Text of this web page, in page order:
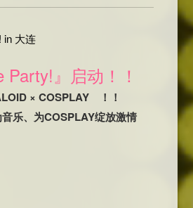
Party!』启动！！
× COSPLAY ！！
乐、为COSPLAY绽放激情